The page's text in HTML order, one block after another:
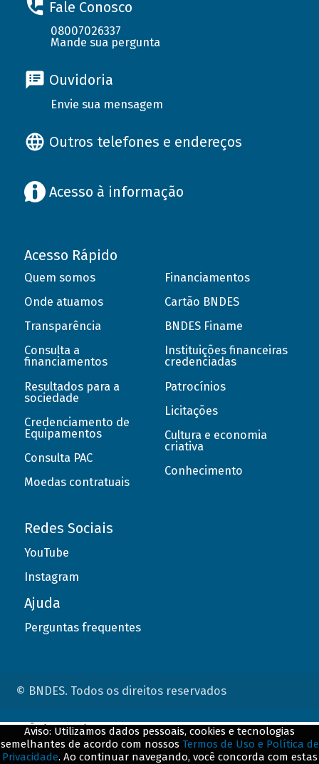
Fale Conosco
08007026337
Mande sua pergunta
Ouvidoria
Envie sua mensagem
Outros telefones e endereços
Acesso à informação
Acesso Rápido
Quem somos
Onde atuamos
Transparência
Consulta a
financiamentos
Resultados para a
sociedade
Credenciamento de
Equipamentos
Consulta PAC
Moedas contratuais
Financiamentos
Cartão BNDES
BNDES Finame
Instituições financeiras
credenciadas
Patrocínios
Licitações
Cultura e economia
criativa
Conhecimento
Redes Sociais
YouTube
Instagram
Ajuda
Perguntas frequentes
© BNDES. Todos os direitos reservados
Aviso: Utilizamos dados pessoais, cookies e tecnologias
semelhantes de acordo com nossos Termos de Uso e Política de
Privacidade. Ao continuar navegando, você concorda com estas
ConteÃºdo complementar
${title}${badge}